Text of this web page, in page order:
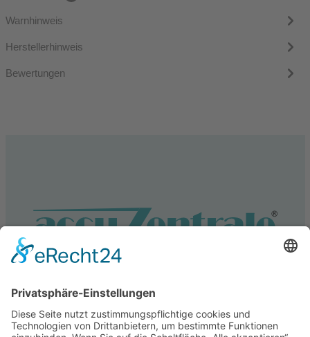
Warnhinweis
Herstellerhinweis
Bewertungen
Service